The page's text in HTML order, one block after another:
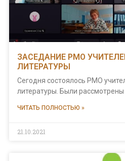
ЗАСЕДАНИЕ РМО
ЛИТЕРАТУРЫ
Сегодня состоялось РМО
литературы. Были рассмотрены
ЧИТАТЬ ПОЛНОСТЬЮ »
21.10.2021